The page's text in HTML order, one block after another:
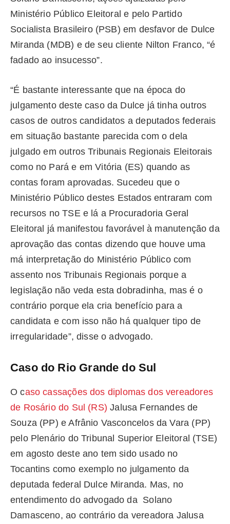
Ministério Público Eleitoral e pelo Partido
Socialista Brasileiro (PSB) em desfavor de Dulce
Miranda (MDB) e de seu cliente Nilton Franco, “é
fadado ao insucesso”.
“É bastante interessante que na época do
julgamento deste caso da Dulce já tinha outros
casos de outros candidatos a deputados federais
em situação bastante parecida com o dela
julgado em outros Tribunais Regionais Eleitorais
como no Pará e em Vitória (ES) quando as
contas foram aprovadas. Sucedeu que o
Ministério Público destes Estados entraram com
recursos no TSE e lá a Procuradoria Geral
Eleitoral já manifestou favorável à manutenção da
aprovação das contas dizendo que houve uma
má interpretação do Ministério Público com
assento nos Tribunais Regionais porque a
legislação não veda esta dobradinha, mas é o
contrário porque ela cria benefício para a
candidata e com isso não há qualquer tipo de
irregularidade”, disse o advogado.
Caso do Rio Grande do Sul
O caso cassações dos diplomas dos vereadores
de Rosário do Sul (RS) Jalusa Fernandes de
Souza (PP) e Afrânio Vasconcelos da Vara (PP)
pelo Plenário do Tribunal Superior Eleitoral (TSE)
em agosto deste ano tem sido usado no
Tocantins como exemplo no julgamento da
deputada federal Dulce Miranda. Mas, no
entendimento do advogado da Solano
Damasceno, ao contrário da vereadora Jalusa